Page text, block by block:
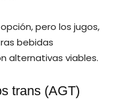
pero los jugos,
bebidas
alternativas viables.
trans (AGT)